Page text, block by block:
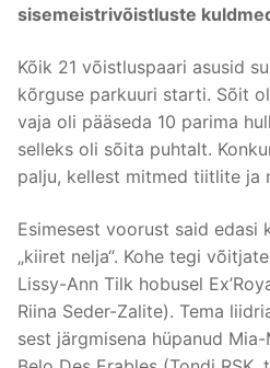
sisemeistrivõistluste
Kõik 21 võistluspaari asusid
kõrguse parkuuri starti. Sõit
vaja oli pääseda 10 parima
selleks oli sõita puhtalt.
palju, kellest mitmed tiitlite ja
Esimesest voorust said edasi
„kiiret nelja“. Kohe tegi
Lissy-Ann Tilk hobusel
Riina Seder-Zalite). Tema
sest järgmisena hüpanud